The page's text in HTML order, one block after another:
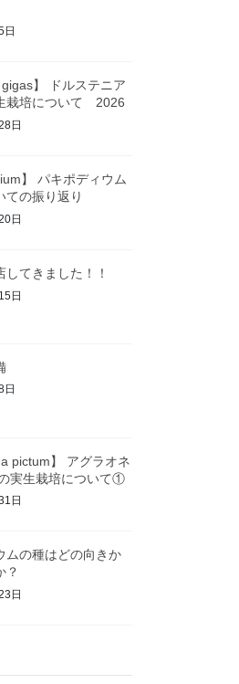
日
gigas】 ドルステニア
栽培について 2026
日
】 パキポディウム
ての振り返り
日
してきました！！
日
日
pictum】 アグラオネ
実生栽培について①
日
ムの種はどの向きか
？
日